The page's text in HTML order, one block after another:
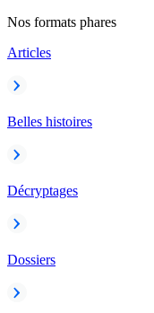
Nos formats phares
Articles
Belles histoires
Décryptages
Dossiers